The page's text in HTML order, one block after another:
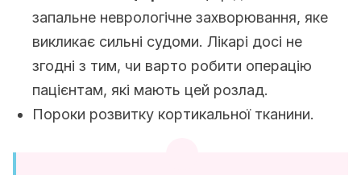
запальне неврологічне захворювання, яке
викликає сильні судоми. Лікарі досі не
згодні з тим, чи варто робити операцію
пацієнтам, які мають цей розлад.
Пороки розвитку кортикальної тканини.